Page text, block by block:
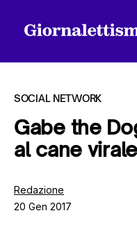
Tutti gli articoli
Chi siamo
SOCIAL NETWORK
Gabe the
al cane
Redazione
20 Gen 2017